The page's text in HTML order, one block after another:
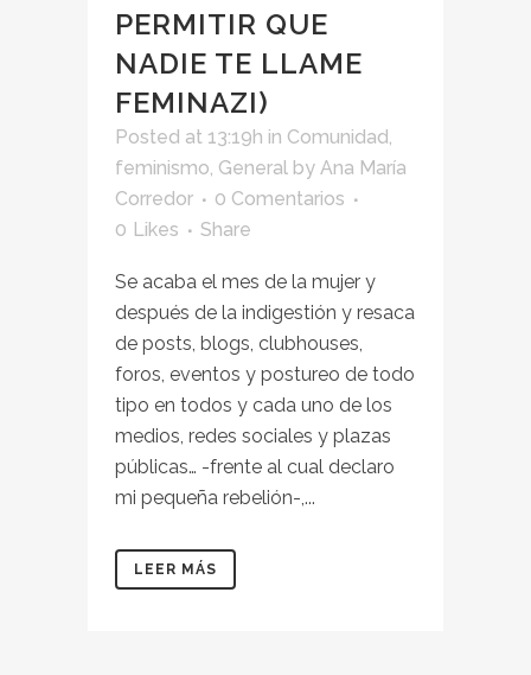
PERMITIR QUE
NADIE TE LLAME
FEMINAZI)
Posted at 13:19h in Comunidad,
feminismo, General by Ana María
Corredor
0 Comentarios
0 Likes Share
Se acaba el mes de la mujer y
después de la indigestión y resaca
de posts, blogs, clubhouses,
foros, eventos y postureo de todo
tipo en todos y cada uno de los
medios, redes sociales y plazas
públicas… -frente al cual declaro
mi pequeña rebelión-,...
LEER MÁS